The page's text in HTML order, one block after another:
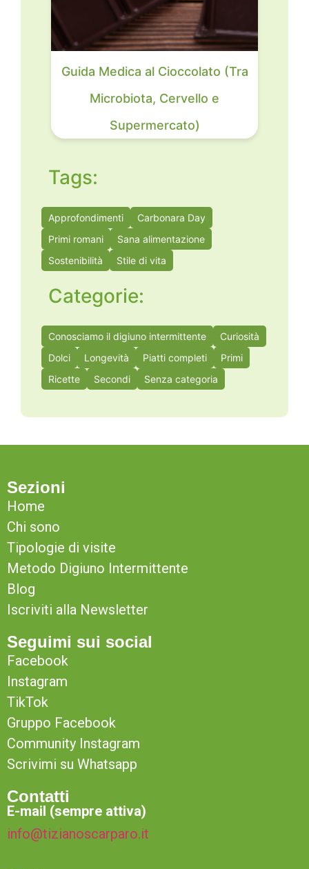
Guida Medica al Cioccolato (Tra
Microbiota, Cervello e
Supermercato)
Tags:
Approfondimenti
Carbonara Day
Primi romani
Sana alimentazione
Sostenibilità
Stile di vita
Categorie:
Conosciamo il digiuno intermittente
Curiosità
Dolci
Longevità Piatti completi
Primi
Ricette
Secondi Senza categoria
Sezioni
Home
Chi sono
Tipologie di visite
Metodo Digiuno Intermittente
Blog
Iscriviti alla Newsletter
Seguimi sui social
Facebook
Instagram
TikTok
Gruppo Facebook
Community Instagram
Scrivimi su Whatsapp
Contatti
E-mail (sempre attiva)
info@tizianoscarparo.it